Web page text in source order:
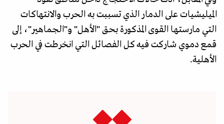
الميليشيات على الدمار الذي تسببت به الحرب والانتهاكات
التي مارستها القوى المذكورة بحق "الأهل" و"الجماهير"، إلى
قمع دموي شاركت فيه كل الفصائل التي انخرطت في الحرب
الأهلية.